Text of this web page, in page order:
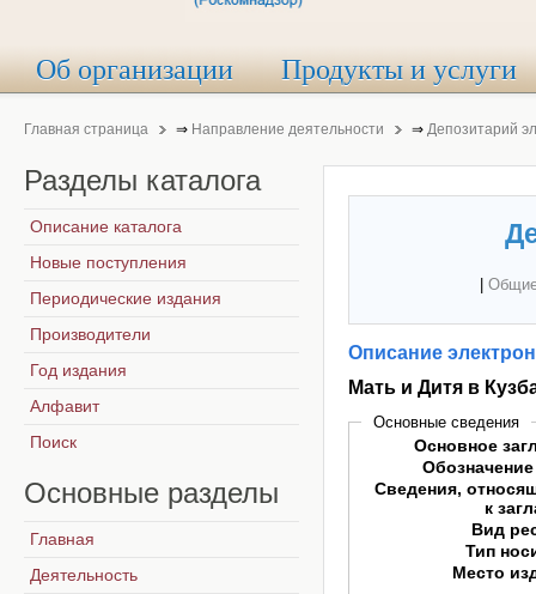
Об организации Продукты и услуги
Главная страница ⇒ Направление деятельности ⇒ Депозитарий
Описание
Мать и Дитя в
Основные сведения
Основное
Сведения,
к
Вид
Тип
Место
Разделы каталога
Описание каталога
Новые поступления
Периодические издания
Производители
Год издания
Алфавит
Поиск
Основные разделы
Главная
Деятельность